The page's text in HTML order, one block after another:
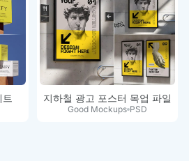
트 지하철 광고 포스터 목업 파일
Good Mockups PSD